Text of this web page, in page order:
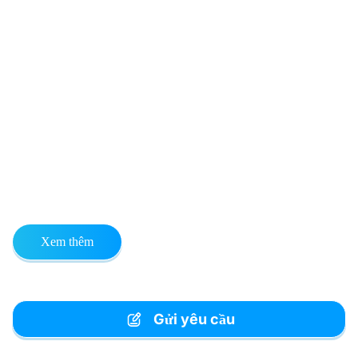
Xem thêm
Gửi yêu cầu